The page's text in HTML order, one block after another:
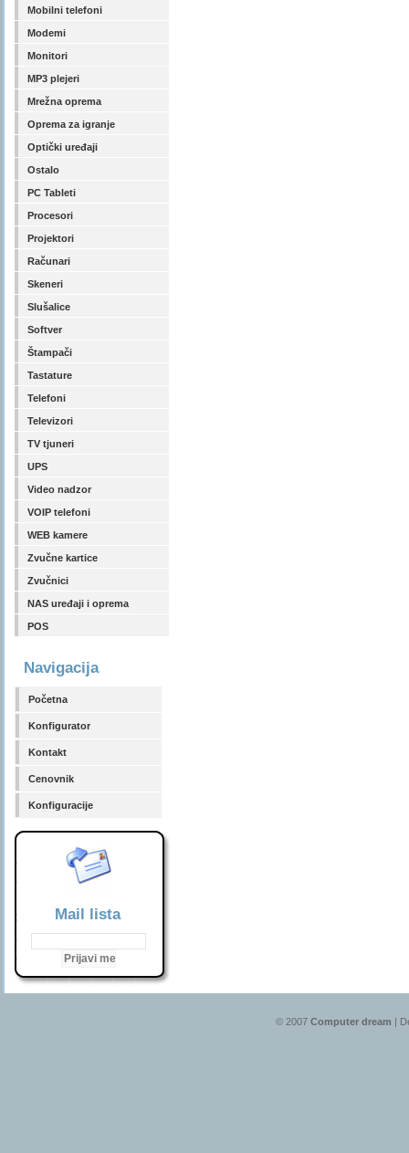
Mobilni telefoni
Modemi
Monitori
MP3 plejeri
Mrežna oprema
Oprema za igranje
Optički uređaji
Ostalo
PC Tableti
Procesori
Projektori
Računari
Skeneri
Slušalice
Softver
Štampači
Tastature
Telefoni
Televizori
TV tjuneri
UPS
Video nadzor
VOIP telefoni
WEB kamere
Zvučne kartice
Zvučnici
NAS uređaji i oprema
POS
Navigacija
Početna
Konfigurator
Kontakt
Cenovnik
Konfiguracije
Mail lista
© 2007 Computer dream |